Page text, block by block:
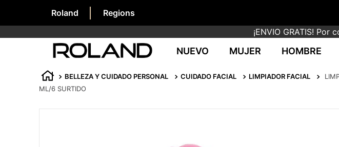
Roland
Regions
¡ENVIO GRATIS! Por
NUEVO MUJER HOMBRE
BELLEZA Y CUIDADO PERSONAL CUIDADO FACIAL LIMPIADOR FACIAL
ML/6 SURTIDO